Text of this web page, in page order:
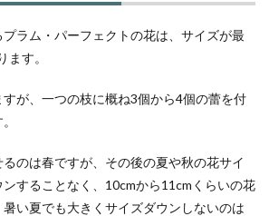
ラム・パーフェクトの花は、サイズが最
ます。
が、一つの枝に概ね3個から4個の蕾を付
のは春ですが、その後の夏や秋の花サイ
することなく、10cmから11cmくらいの花
い夏でも大きくサイズダウンしないのは